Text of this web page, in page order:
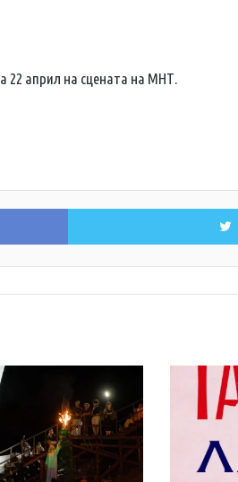
22 април на сцената на МНТ.
Facebook